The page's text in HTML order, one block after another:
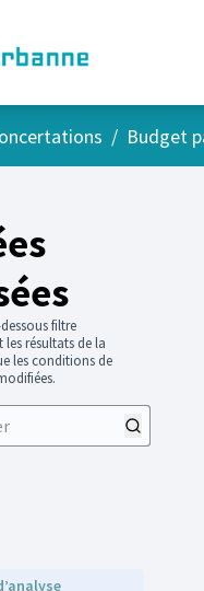
/ Budget
filtre
résultats de la
les conditions de